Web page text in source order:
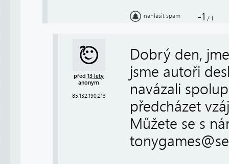
nahlásit spam -1 / 1
před 13 lety
anonym
85.132.190.213
Dobrý den,
jsme autoři
navázali
předcházet
Můžete se s